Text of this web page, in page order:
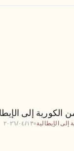
ترجم من
الكورية إلى
إلى الإيطالية●١٣‏/٠٤‏/٢٠٢٦